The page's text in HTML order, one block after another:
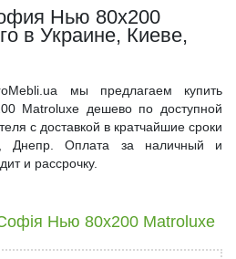
Нью 80x200
в Украине, Киеве,
мы предлагаем купить
Matroluxe дешево по доступной
с доставкой в кратчайшие сроки
Днепр. Оплата за наличный и
и рассрочку.
Нью 80x200 Matroluxe